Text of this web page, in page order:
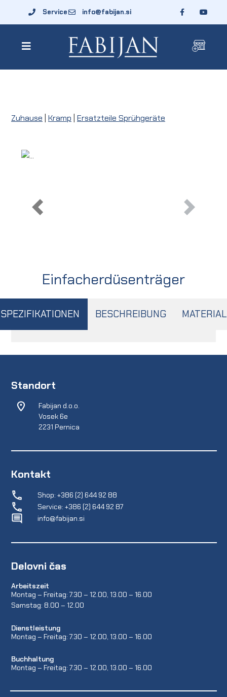
Service info@fabijan.si
Zuhause Kramp Ersatzteile Sprühgeräte
Einfacherdüsenträger
SPEZIFIKATIONEN BESCHREIBUNG MATERIAL
Standort
Fabijan d.o.o.
Vosek 6e
2231 Pernica
Kontakt
Shop: +386 (2) 644 92 88
Service: +386 (2) 644 92 87
info@fabijan.si
Delovni čas
Arbeitszeit
Montag – Freitag: 7.30 – 12.00, 13.00 – 16.00
Samstag: 8.00 – 12.00
Dienstleistung
Montag – Freitag: 7.30 – 12.00, 13.00 – 16.00
Buchhaltung
Montag – Freitag: 7.30 – 12.00, 13.00 – 16.00